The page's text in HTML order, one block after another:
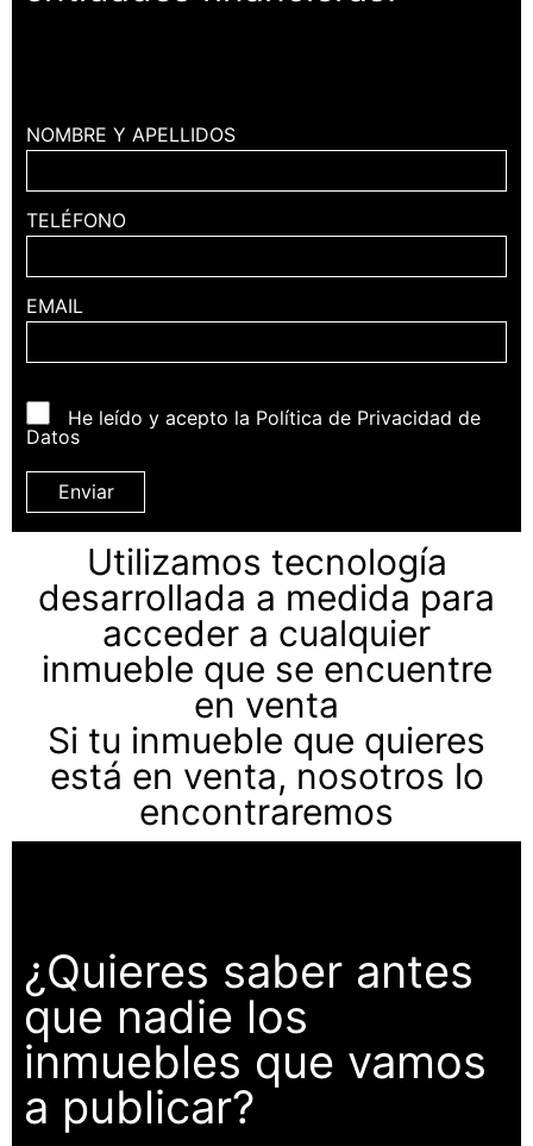
NOMBRE Y APELLIDOS
TELÉFONO
EMAIL
He leído y acepto la Política de Privacidad de
Datos
Utilizamos tecnología
desarrollada a medida para
acceder a cualquier
inmueble que se encuentre
en venta
Si tu inmueble que quieres
está en venta, nosotros lo
encontraremos
¿Quieres saber antes
que nadie los
inmuebles que vamos
a publicar?